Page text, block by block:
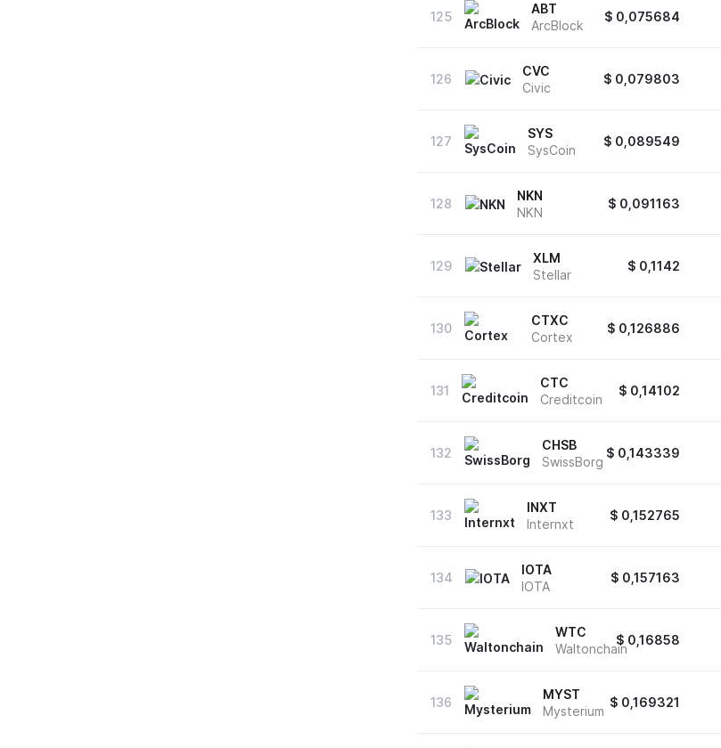
125
ABT
ArcBlock
$ 0,075684
126
CVC
Civic
$ 0,079803
127
SYS
SysCoin
$ 0,089549
128
NKN
NKN
$ 0,091163
129
XLM
Stellar
$ 0,1142
130
CTXC
Cortex
$ 0,126886
131
CTC
Creditcoin
$ 0,14102
132
CHSB
SwissBorg
$ 0,143339
133
INXT
Internxt
$ 0,152765
134
IOTA
IOTA
$ 0,157163
135
WTC
Waltonchain
$ 0,16858
136
MYST
Mysterium
$ 0,169321